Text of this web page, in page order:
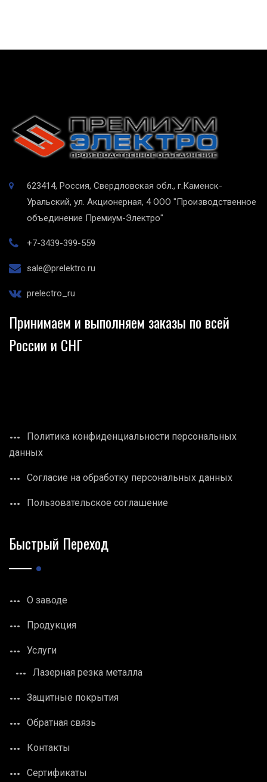
623414, Россия, Свердловская обл., г.Каменск-
Уральский, ул. Акционерная, 4 ООО "Производственное
объединение Премиум-Электро"
+7-3439-399-559
sale@prelektro.ru
prelectro_ru
Принимаем и выполняем заказы по всей
России и СНГ
Политика конфиденциальности персональных
данных
Согласие на обработку персональных данных
Пользовательское соглашение
Быстрый Переход
О заводе
Продукция
Услуги
Лазерная резка металла
Защитные покрытия
Обратная связь
Контакты
Сертификаты